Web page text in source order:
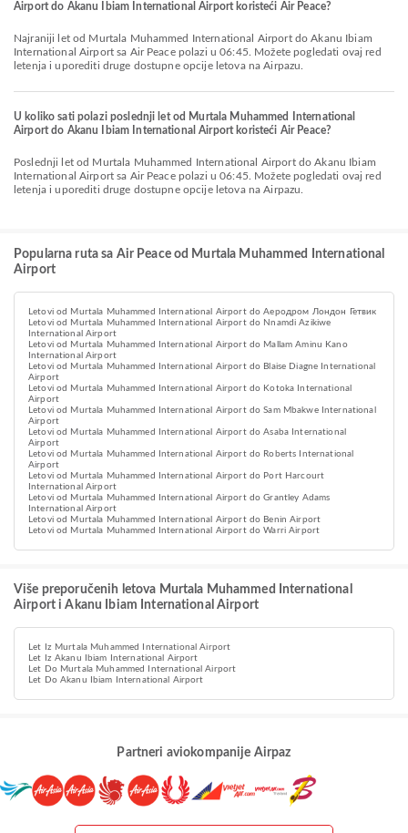
Airport do Akanu Ibiam International Airport koristeći Air Peace?
Najraniji let od Murtala Muhammed International Airport do Akanu Ibiam
International Airport sa Air Peace polazi u 06:45. Možete pogledati ovaj red
letenja i uporediti druge dostupne opcije letova na Airpazu.
U koliko sati polazi poslednji let od Murtala Muhammed International
Airport do Akanu Ibiam International Airport koristeći Air Peace?
Poslednji let od Murtala Muhammed International Airport do Akanu Ibiam
International Airport sa Air Peace polazi u 06:45. Možete pogledati ovaj red
letenja i uporediti druge dostupne opcije letova na Airpazu.
Popularna ruta sa Air Peace od Murtala Muhammed International
Airport
Letovi od Murtala Muhammed International Airport do Аеродром Лондон Гетвик
Letovi od Murtala Muhammed International Airport do Nnamdi Azikiwe
International Airport
Letovi od Murtala Muhammed International Airport do Mallam Aminu Kano
International Airport
Letovi od Murtala Muhammed International Airport do Blaise Diagne International
Airport
Letovi od Murtala Muhammed International Airport do Kotoka International
Airport
Letovi od Murtala Muhammed International Airport do Sam Mbakwe International
Airport
Letovi od Murtala Muhammed International Airport do Asaba International
Airport
Letovi od Murtala Muhammed International Airport do Roberts International
Airport
Letovi od Murtala Muhammed International Airport do Port Harcourt
International Airport
Letovi od Murtala Muhammed International Airport do Grantley Adams
International Airport
Letovi od Murtala Muhammed International Airport do Benin Airport
Letovi od Murtala Muhammed International Airport do Warri Airport
Više preporučenih letova Murtala Muhammed International
Airport i Akanu Ibiam International Airport
Let Iz Murtala Muhammed International Airport
Let Iz Akanu Ibiam International Airport
Let Do Murtala Muhammed International Airport
Let Do Akanu Ibiam International Airport
Partneri aviokompanije Airpaz